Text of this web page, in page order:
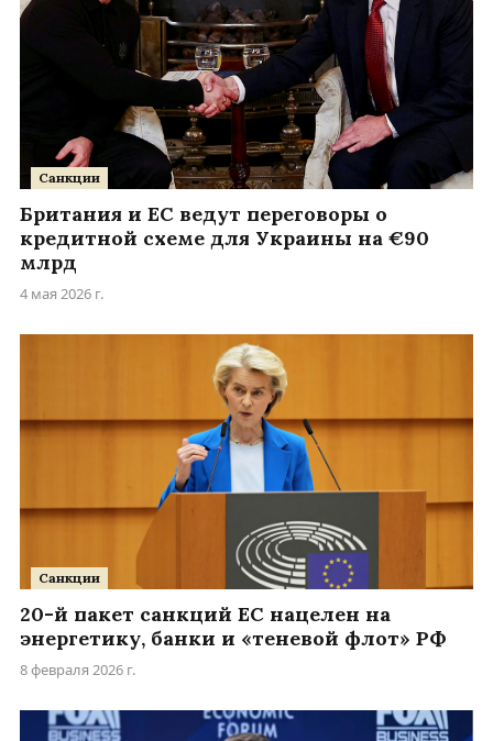
Санкции
Британия и ЕС ведут переговоры о
кредитной схеме для Украины на €90
млрд
4 мая 2026 г.
Санкции
20-й пакет санкций ЕС нацелен на
энергетику, банки и «теневой флот» РФ
8 февраля 2026 г.